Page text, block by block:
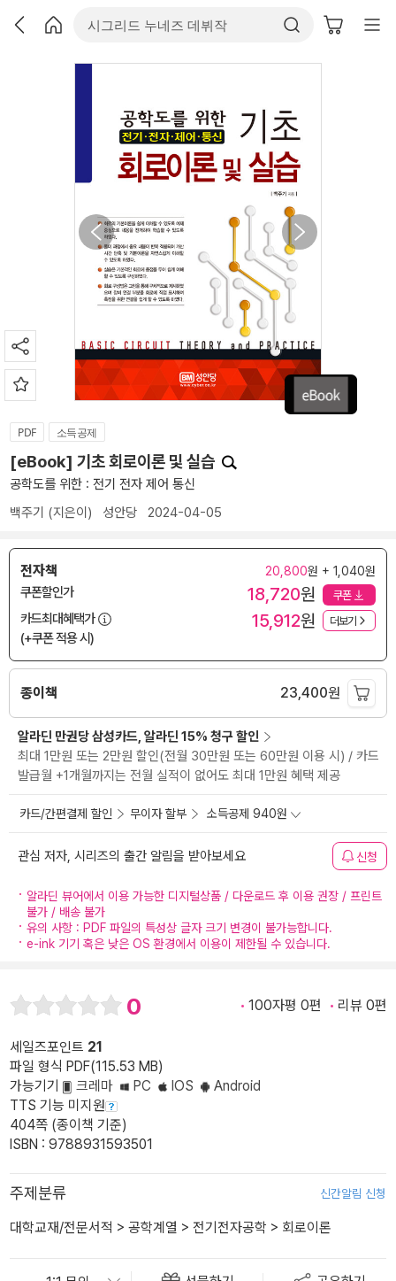
PDF 소득공제
[eBook] 기초 회로이론 및 실습
공학도를 위한 : 전기 전자 제어 통신
백주기 (지은이) 성안당 2024-04-05
전자책 20,800원 + 1,040원
쿠폰할인가 18,720원 쿠폰
카드최대혜택가
(+쿠폰 적용 시)
15,912원 더보기
종이책 23,400원
알라딘 만권당 삼성카드, 알라딘 15% 청구 할인
최대 1만원 또는 2만원 할인(전월 30만원 또는 60만원 이용 시) / 카드
발급월 +1개월까지는 전월 실적이 없어도 최대 1만원 혜택 제공
카드/간편결제 할인 무이자 할부 소득공제 940원
관심 저자, 시리즈의 출간 알림을 받아보세요 신청
알라딘 뷰어에서 이용 가능한 디지털상품 / 다운로드 후 이용 권장 / 프린트
불가 / 배송 불가
유의 사항 : PDF 파일의 특성상 글자 크기 변경이 불가능합니다.
e-ink 기기 혹은 낮은 OS 환경에서 이용이 제한될 수 있습니다.
0 100자평 0편 리뷰 0편
세일즈포인트 21
파일 형식 PDF(115.53 MB)
가능기기
크레마 PC IOS
Android
TTS 기능 미지원
404쪽 (종이책 기준)
ISBN : 9788931593501
주제분류 신간알림 신청
대학교재/전문서적 > 공학계열 > 전기전자공학 > 회로이론